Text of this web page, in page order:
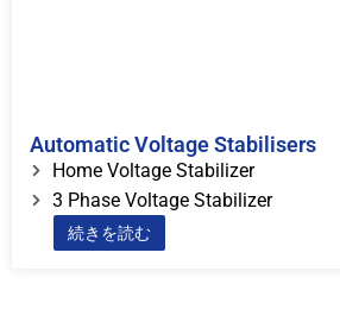
Automatic Voltage Stabilisers
Home Voltage Stabilizer
3 Phase Voltage Stabilizer
続きを読む